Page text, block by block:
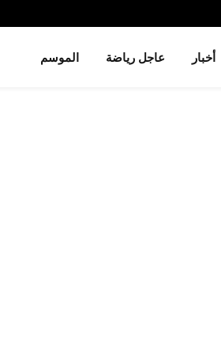
أخبار عاجل رياضة الموسم